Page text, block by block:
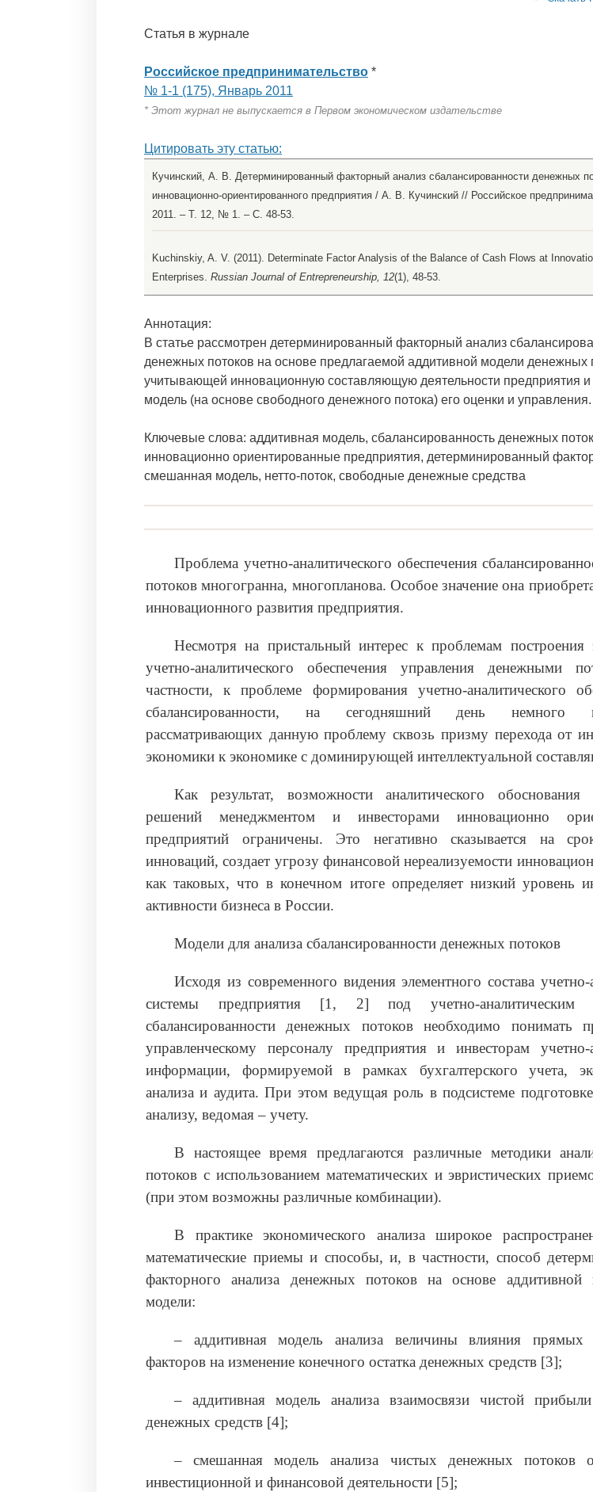
Статья в журнале
Российское предпринимательство *
№ 1-1 (175), Январь 2011
* Этот журнал не выпускается в Первом экономическом издательстве
Цитировать эту статью:
Кучинский, А. В. Детерминированный факторный анализ сбалансированности денежных
инновационно-ориентированного предприятия / А. В. Кучинский // Российское
2011. – Т. 12, № 1. – С. 48-53.
Kuchinskiy, A. V. (2011). Determinate Factor Analysis of the Balance of Cash Flows at
Enterprises. Russian Journal of Entrepreneurship, 12(1), 48-53.
Аннотация:
В статье рассмотрен детерминированный факторный анализ
денежных потоков на основе предлагаемой аддитивной модели денежных
учитывающей инновационную составляющую деятельности предприятия и
модель (на основе свободного денежного потока) его оценки и управления.
Ключевые слова: аддитивная модель, сбалансированность денежных
инновационно ориентированные предприятия, детерминированный
смешанная модель, нетто-поток, свободные денежные средства
Проблема учетно-аналитического обеспечения
потоков многогранна, многопланова. Особое значение она
инновационного развития предприятия.
Несмотря на пристальный интерес к проблемам построения
учетно-аналитического обеспечения управления денежными
частности, к проблеме формирования учетно-аналитического
сбалансированности, на сегодняшний день немного
рассматривающих данную проблему сквозь призму перехода от
экономики к экономике с доминирующей интеллектуальной
Как результат, возможности аналитического обоснования
решений менеджментом и инвесторами инновационно
предприятий ограничены. Это негативно сказывается на
инноваций, создает угрозу финансовой нереализуемости
как таковых, что в конечном итоге определяет низкий уровень
активности бизнеса в России.
Модели для анализа сбалансированности денежных потоков
Исходя из современного видения элементного состава учетно-
системы предприятия [1, 2] под учетно-аналитическим
сбалансированности денежных потоков необходимо понимать
управленческому персоналу предприятия и инвесторам учетно-
информации, формируемой в рамках бухгалтерского учета,
анализа и аудита. При этом ведущая роль в подсистеме
анализу, ведомая – учету.
В настоящее время предлагаются различные методики
потоков с использованием математических и эвристических
(при этом возможны различные комбинации).
В практике экономического анализа широкое
математические приемы и способы, и, в частности, способ
факторного анализа денежных потоков на основе
модели:
– аддитивная модель анализа величины влияния прямых
факторов на изменение конечного остатка денежных средств [3];
– аддитивная модель анализа взаимосвязи чистой
денежных средств [4];
– смешанная модель анализа чистых денежных потоков
инвестиционной и финансовой деятельности [5];